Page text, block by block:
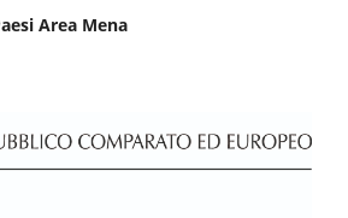
Area Mena